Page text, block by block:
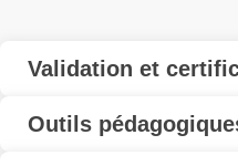
Validation et
Outils